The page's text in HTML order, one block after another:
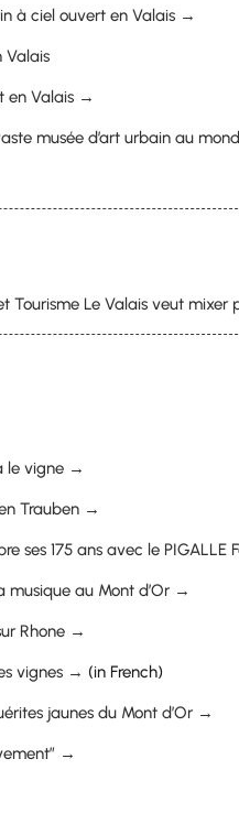
à ciel ouvert en Valais →
Valais
en Valais →
musée d’art urbain au
Tourisme Le Valais veut
le vigne →
Trauben →
ses 175 ans avec le PIGALLE
musique au Mont d’Or →
Rhone →
vignes → (in French)
jaunes du Mont d’Or →
→